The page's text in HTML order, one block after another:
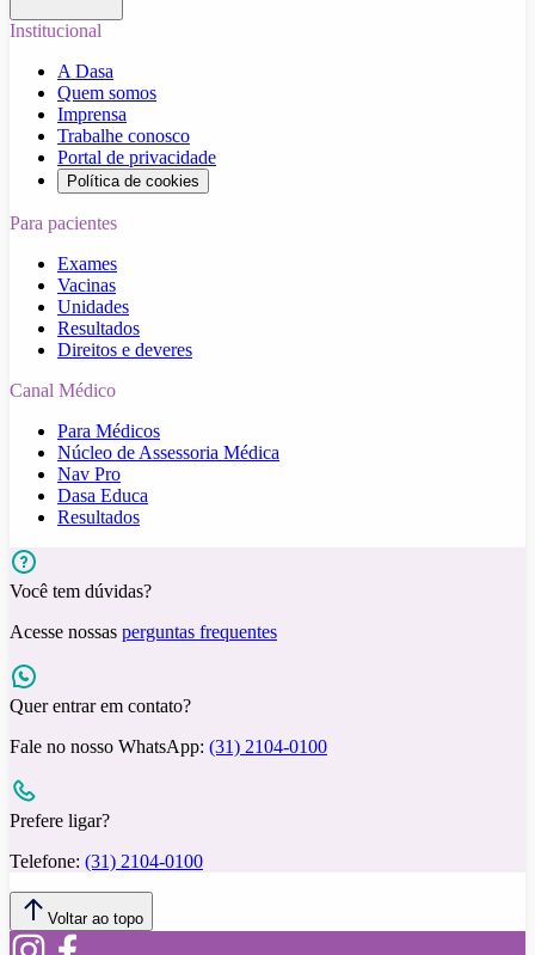
Institucional
A Dasa
Quem somos
Imprensa
Trabalhe conosco
Portal de privacidade
Política de cookies
Para pacientes
Exames
Vacinas
Unidades
Resultados
Direitos e deveres
Canal Médico
Para Médicos
Núcleo de Assessoria Médica
Nav Pro
Dasa Educa
Resultados
Você tem dúvidas?
Acesse nossas perguntas frequentes
Quer entrar em contato?
Fale no nosso WhatsApp: (31) 2104-0100
Prefere ligar?
Telefone: (31) 2104-0100
Voltar ao topo